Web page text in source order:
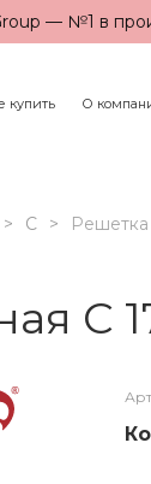
— №1 в
купить О
С Решетка
С